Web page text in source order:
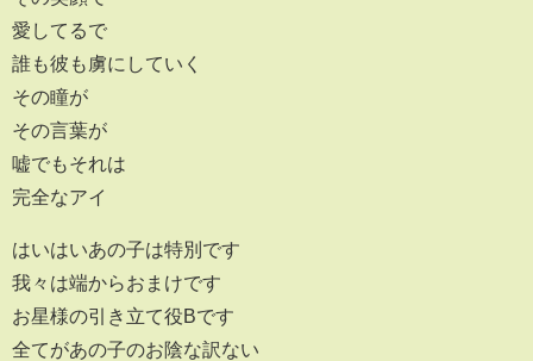
愛してるで
誰も彼も虜にしていく
その瞳が
その言葉が
嘘でもそれは
完全なアイ
はいはいあの子は特別です
我々は端からおまけです
お星様の引き立て役Bです
全てがあの子のお陰な訳ない